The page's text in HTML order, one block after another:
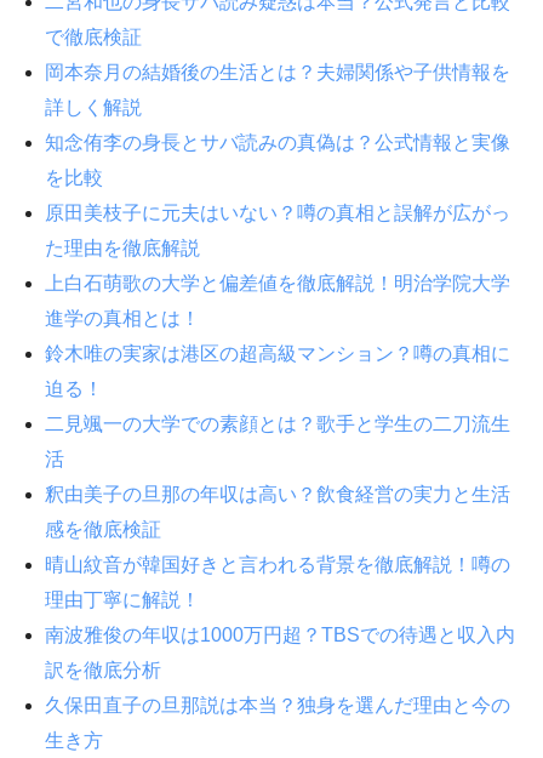
で徹底検証
岡本奈月の結婚後の生活とは？夫婦関係や子供情報を
詳しく解説
知念侑李の身長とサバ読みの真偽は？公式情報と実像
を比較
原田美枝子に元夫はいない？噂の真相と誤解が広がっ
た理由を徹底解説
上白石萌歌の大学と偏差値を徹底解説！明治学院大学
進学の真相とは！
鈴木唯の実家は港区の超高級マンション？噂の真相に
迫る！
二見颯一の大学での素顔とは？歌手と学生の二刀流生
活
釈由美子の旦那の年収は高い？飲食経営の実力と生活
感を徹底検証
晴山紋音が韓国好きと言われる背景を徹底解説！噂の
理由丁寧に解説！
南波雅俊の年収は1000万円超？TBSでの待遇と収入内
訳を徹底分析
久保田直子の旦那説は本当？独身を選んだ理由と今の
生き方